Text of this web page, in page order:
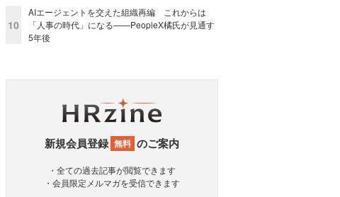
10
AIエージェントを交えた組織再編 これからは
「人事の時代」になる——PeopleX橘氏が見通す
5年後
新規会員登録 無料 のご案内
・全ての過去記事が閲覧できます
・会員限定メルマガを受信できます